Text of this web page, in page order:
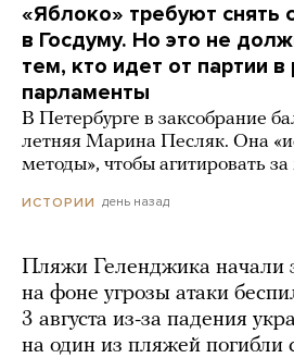
«Яблоко» требуют снять
в Госдуму. Но это не
тем, кто идет от партии
парламенты
В Петербурге в заксобрание
летняя Марина Песляк. Она
методы», чтобы агитировать
ИСТОРИИ день назад
Пляжи Геленджика начали
на фоне угрозы атаки
3 августа из-за падения
на один из пляжей погибли